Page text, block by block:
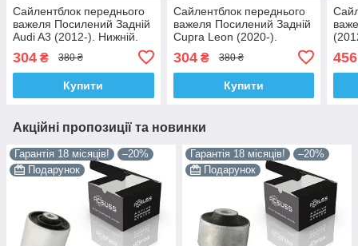
Сайлентблок переднього
важеля Посилений Задній
Audi A3 (2012-). Нижній.
FE38403 , VKDS331041
304 ₴ 380 ₴
Купити
Сайлентблок переднього
важеля Посилений Задній
Cupra Leon (2020-).
Нижній. Корея ACSUSS!
38379 , FE38403 ,
VKDS331041
304₴ 380 ₴
Купити
456
Акційні пропозиції та новинки
Гарантія 18 місяців!
–20%
Подарунок
Гарантія 18 місяців!
–20%
Подарунок